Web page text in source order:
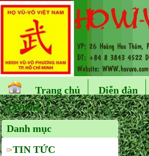
Trang chủ Diễn đàn
Liên hệ
Danh mục
TIN TỨC